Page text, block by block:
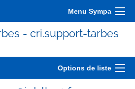
Menu Sympa
- cri.support-tarbes
Options de liste